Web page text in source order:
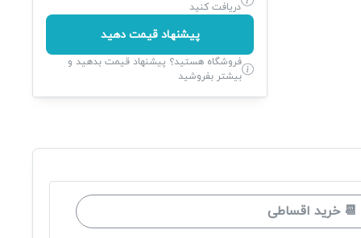
دریافت کنید
پیشنهاد قیمت دهید
فروشگاه هستید؟ پیشنهاد قیمت بدهید و
بیشتر بفروشید
📆 خرید اقساطی